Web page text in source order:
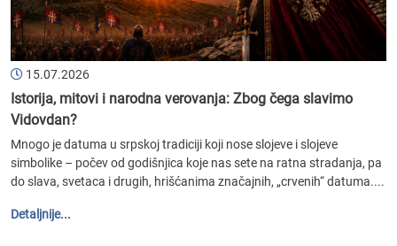
15.07.2026
Istorija, mitovi i narodna verovanja: Zbog čega slavimo
Vidovdan?
Mnogo je datuma u srpskoj tradiciji koji nose slojeve i slojeve
simbolike – počev od godišnjica koje nas sete na ratna stradanja, pa
do slava, svetaca i drugih, hrišćanima značajnih, „crvenih“ datuma....
Detaljnije...